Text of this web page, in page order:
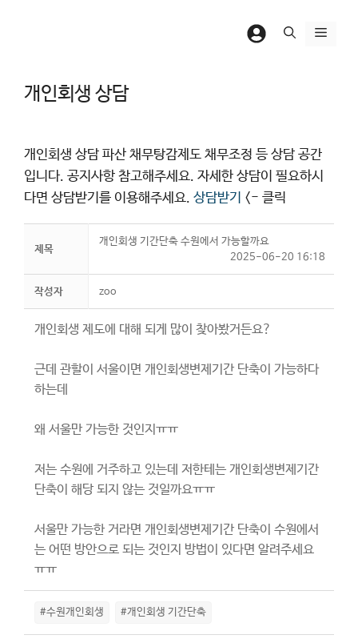
메
개인회생 상담
개인회생 상담 파산 채무탕감제도 채무조정 등 상담 공간
입니다. 공지사항 참고해주세요. 자세한 상담이 필요하시
다면 상담받기를 이용해주세요. 상담받기 <- 클릭
제목
개인회생 기간단축 수원에서 가능할까요
2025-06-20 16:18
작성자 zoo
개인회생 제도에 대해 되게 많이 찾아봤거든요?
근데 관할이 서울이면 개인회생변제기간 단축이 가능하다
하는데
왜 서울만 가능한 것인지ㅠㅠ
저는 수원에 거주하고 있는데 저한테는 개인회생변제기간
단축이 해당 되지 않는 것일까요ㅠㅠ
서울만 가능한 거라면 개인회생변제기간 단축이 수원에서
는 어떤 방안으로 되는 것인지 방법이 있다면 알려주세요
ㅠㅠ
#수원개인회생 #개인회생 기간단축